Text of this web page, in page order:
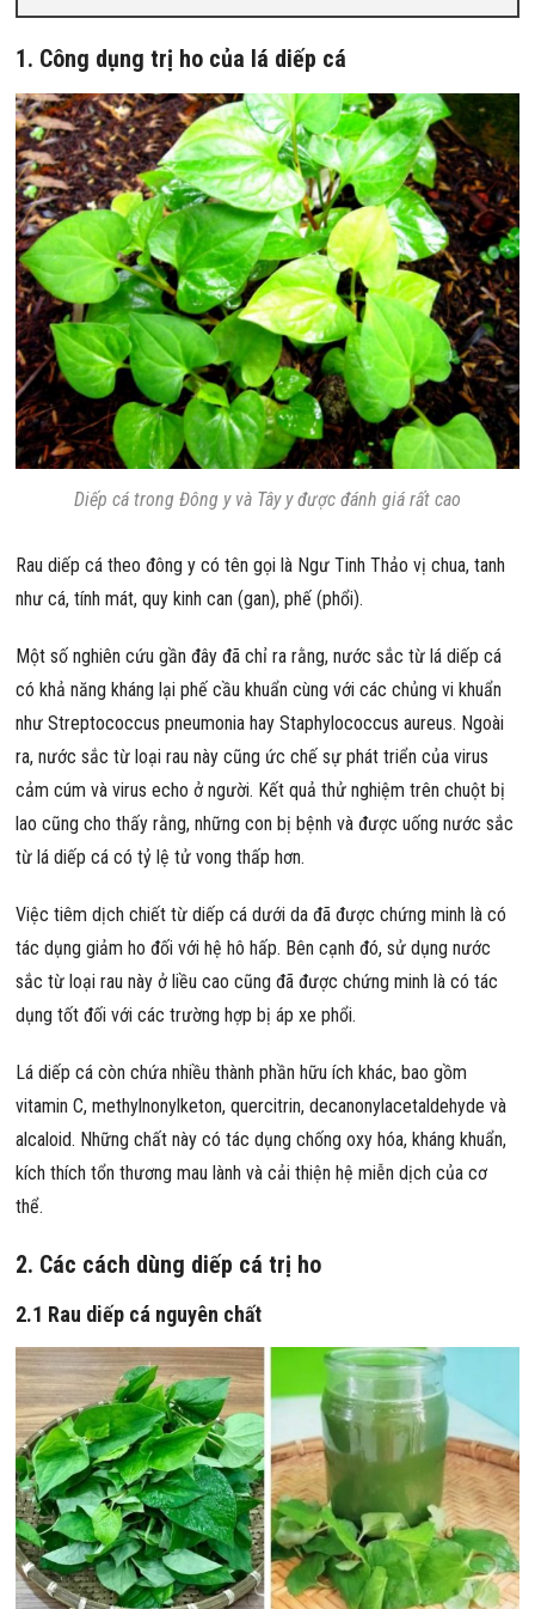
1. Công dụng trị ho của lá diếp cá
Diếp cá trong Đông y và Tây y được đánh giá rất cao
Rau diếp cá theo đông y có tên gọi là Ngư Tinh Thảo vị chua, tanh
như cá, tính mát, quy kinh can (gan), phế (phổi).
Một số nghiên cứu gần đây đã chỉ ra rằng, nước sắc từ lá diếp cá
có khả năng kháng lại phế cầu khuẩn cùng với các chủng vi khuẩn
như Streptococcus pneumonia hay Staphylococcus aureus. Ngoài
ra, nước sắc từ loại rau này cũng ức chế sự phát triển của virus
cảm cúm và virus echo ở người. Kết quả thử nghiệm trên chuột bị
lao cũng cho thấy rằng, những con bị bệnh và được uống nước sắc
từ lá diếp cá có tỷ lệ tử vong thấp hơn.
Việc tiêm dịch chiết từ diếp cá dưới da đã được chứng minh là có
tác dụng giảm ho đối với hệ hô hấp. Bên cạnh đó, sử dụng nước
sắc từ loại rau này ở liều cao cũng đã được chứng minh là có tác
dụng tốt đối với các trường hợp bị áp xe phổi.
Lá diếp cá còn chứa nhiều thành phần hữu ích khác, bao gồm
vitamin C, methylnonylketon, quercitrin, decanonylacetaldehyde và
alcaloid. Những chất này có tác dụng chống oxy hóa, kháng khuẩn,
kích thích tổn thương mau lành và cải thiện hệ miễn dịch của cơ
thể.
2. Các cách dùng diếp cá trị ho
2.1 Rau diếp cá nguyên chất